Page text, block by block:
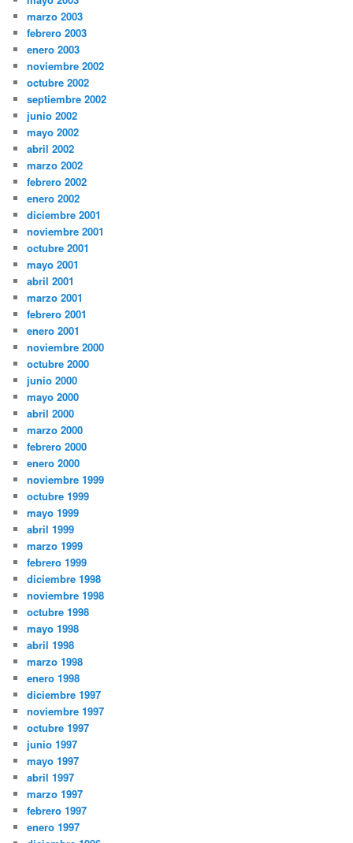
marzo 2003
febrero 2003
enero 2003
noviembre 2002
octubre 2002
septiembre 2002
junio 2002
mayo 2002
abril 2002
marzo 2002
febrero 2002
enero 2002
diciembre 2001
noviembre 2001
octubre 2001
mayo 2001
abril 2001
marzo 2001
febrero 2001
enero 2001
noviembre 2000
octubre 2000
junio 2000
mayo 2000
abril 2000
marzo 2000
febrero 2000
enero 2000
noviembre 1999
octubre 1999
mayo 1999
abril 1999
marzo 1999
febrero 1999
diciembre 1998
noviembre 1998
octubre 1998
mayo 1998
abril 1998
marzo 1998
enero 1998
diciembre 1997
noviembre 1997
octubre 1997
junio 1997
mayo 1997
abril 1997
marzo 1997
febrero 1997
enero 1997